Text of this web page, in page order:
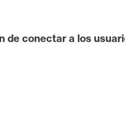
conectar a los